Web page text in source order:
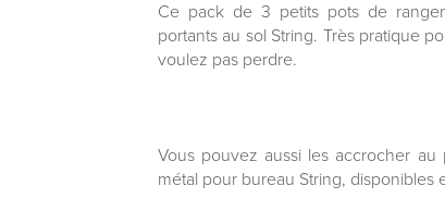
Ce pack de 3 petits pots de
portants au sol String. Très pratique
voulez pas perdre.
Vous pouvez aussi les accrocher
métal pour bureau String, disponibles